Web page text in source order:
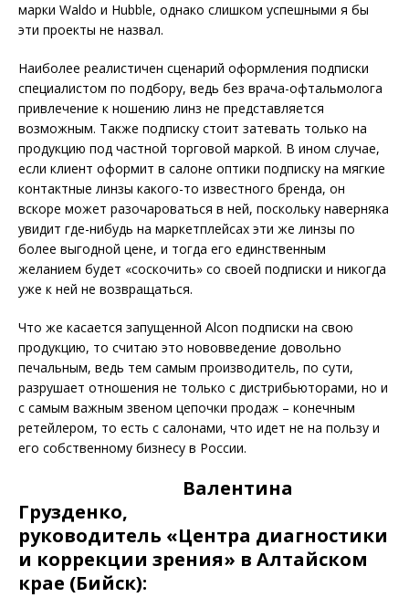
марки Waldo и Hubble, однако слишком успешными я бы
эти проекты не назвал.
Наиболее реалистичен сценарий оформления подписки
специалистом по подбору, ведь без врача-офтальмолога
привлечение к ношению линз не представляется
возможным. Также подписку стоит затевать только на
продукцию под частной торговой маркой. В ином случае,
если клиент оформит в салоне оптики подписку на мягкие
контактные линзы какого-то известного бренда, он
вскоре может разочароваться в ней, поскольку наверняка
увидит где-нибудь на маркетплейсах эти же линзы по
более выгодной цене, и тогда его единственным
желанием будет «соскочить» со своей подписки и никогда
уже к ней не возвращаться.
Что же касается запущенной Alcon подписки на свою
продукцию, то считаю это нововведение довольно
печальным, ведь тем самым производитель, по сути,
разрушает отношения не только с дистрибьюторами, но и
с самым важным звеном цепочки продаж – конечным
ретейлером, то есть с салонами, что идет не на пользу и
его собственному бизнесу в России.
Валентина
Грузденко,
руководитель «Центра диагностики
и коррекции зрения» в Алтайском
крае (Бийск):